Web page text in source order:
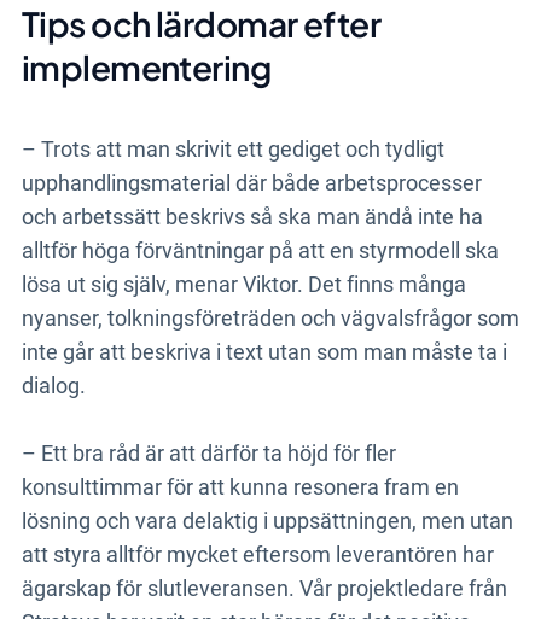
Tips och lärdomar efter
implementering
– Trots att man skrivit ett gediget och tydligt
upphandlingsmaterial där både arbetsprocesser
och arbetssätt beskrivs så ska man ändå inte ha
alltför höga förväntningar på att en styrmodell ska
lösa ut sig själv, menar Viktor. Det finns många
nyanser, tolkningsföreträden och vägvalsfrågor som
inte går att beskriva i text utan som man måste ta i
dialog.
– Ett bra råd är att därför ta höjd för fler
konsulttimmar för att kunna resonera fram en
lösning och vara delaktig i uppsättningen, men utan
att styra alltför mycket eftersom leverantören har
ägarskap för slutleveransen. Vår projektledare från